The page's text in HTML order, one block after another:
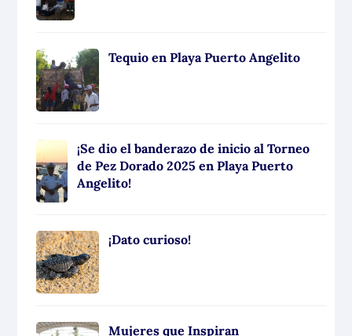
Tequio en Playa Puerto Angelito
¡Se dio el banderazo de inicio al Torneo
de Pez Dorado 2025 en Playa Puerto
Angelito!
¡Dato curioso!
Mujeres que Inspiran